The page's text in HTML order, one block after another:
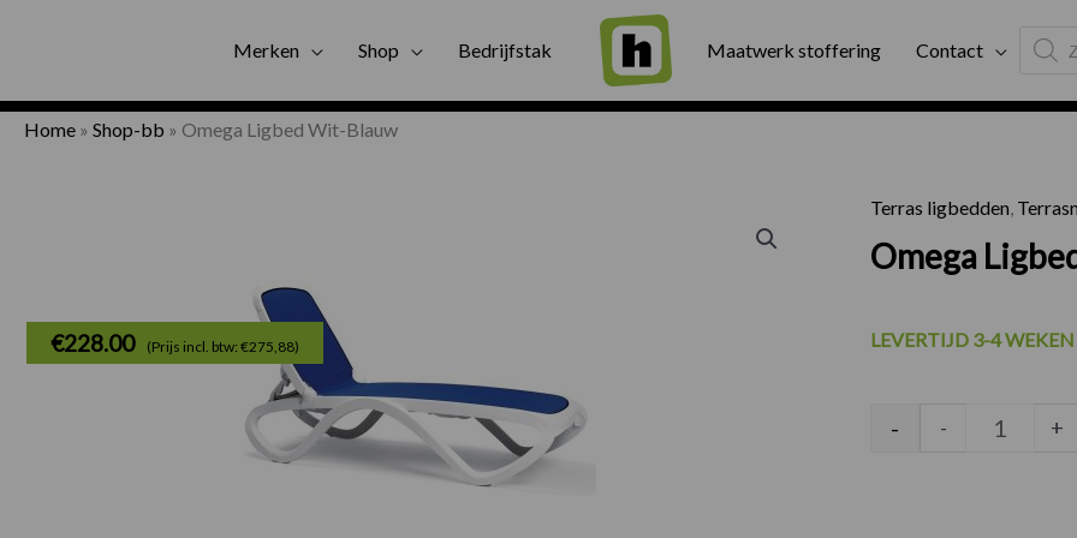
Merken Shop Bedrijfstak Maatwerk stoffering Contact
search
Gratis bezorging Binnen twee werkdagen geleverd
Home » Shop-bb » Omega Ligbed Wit-Blauw
Terras ligbedden,
Omega
€228.00 (Prijs incl. btw: €275,88) LEVERTIJD 3-4 WEKEN
Omega
- - +